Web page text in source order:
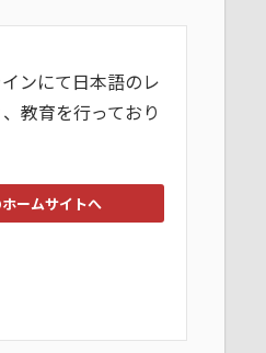
ンにて日本語のレ
教育を行っており
ームサイトへ